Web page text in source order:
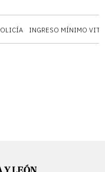
INGRESO MÍNIMO